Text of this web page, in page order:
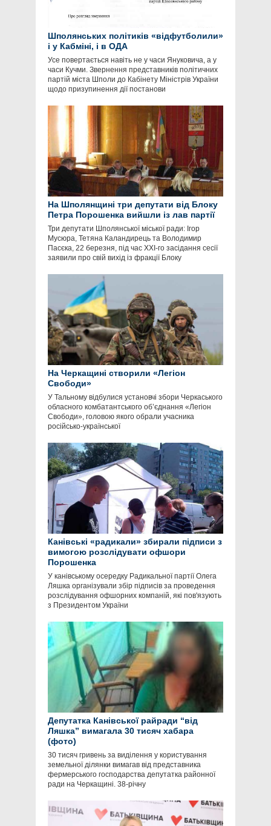
Шполянських політиків «відфутболили»
і у Кабміні, і в ОДА
Усе повертається навіть не у часи Януковича, а у
часи Кучми. Звернення представників політичних
партій міста Шполи до Кабінету Міністрів України
щодо призупинення дії постанови
На Шполянщині три депутати від Блоку
Петра Порошенка вийшли із лав партії
Три депутати Шполянської міської ради: Ігор
Мусюра, Тетяна Каландирець та Володимир
Пасєка, 22 березня, під час ХХІ-го засідання сесії
заявили про свій вихід із фракції Блоку
На Черкащині створили «Легіон
Свободи»
У Тальному відбулися установчі збори Черкаського
обласного комбатантського об’єднання «Легіон
Свободи», головою якого обрали учасника
російсько-української
Канівські «радикали» збирали підписи з
вимогою розслідувати офшори
Порошенка
У канівському осередку Радикальної партії Олега
Ляшка організували збір підписів за проведення
розслідування офшорних компаній, які пов'язують
з Президентом України
Депутатка Канівської райради “від
Ляшка” вимагала 30 тисяч хабара
(фото)
30 тисяч гривень за виділення у користування
земельної ділянки вимагав від представника
фермерського господарства депутатка районної
ради на Черкащині. 38-річну